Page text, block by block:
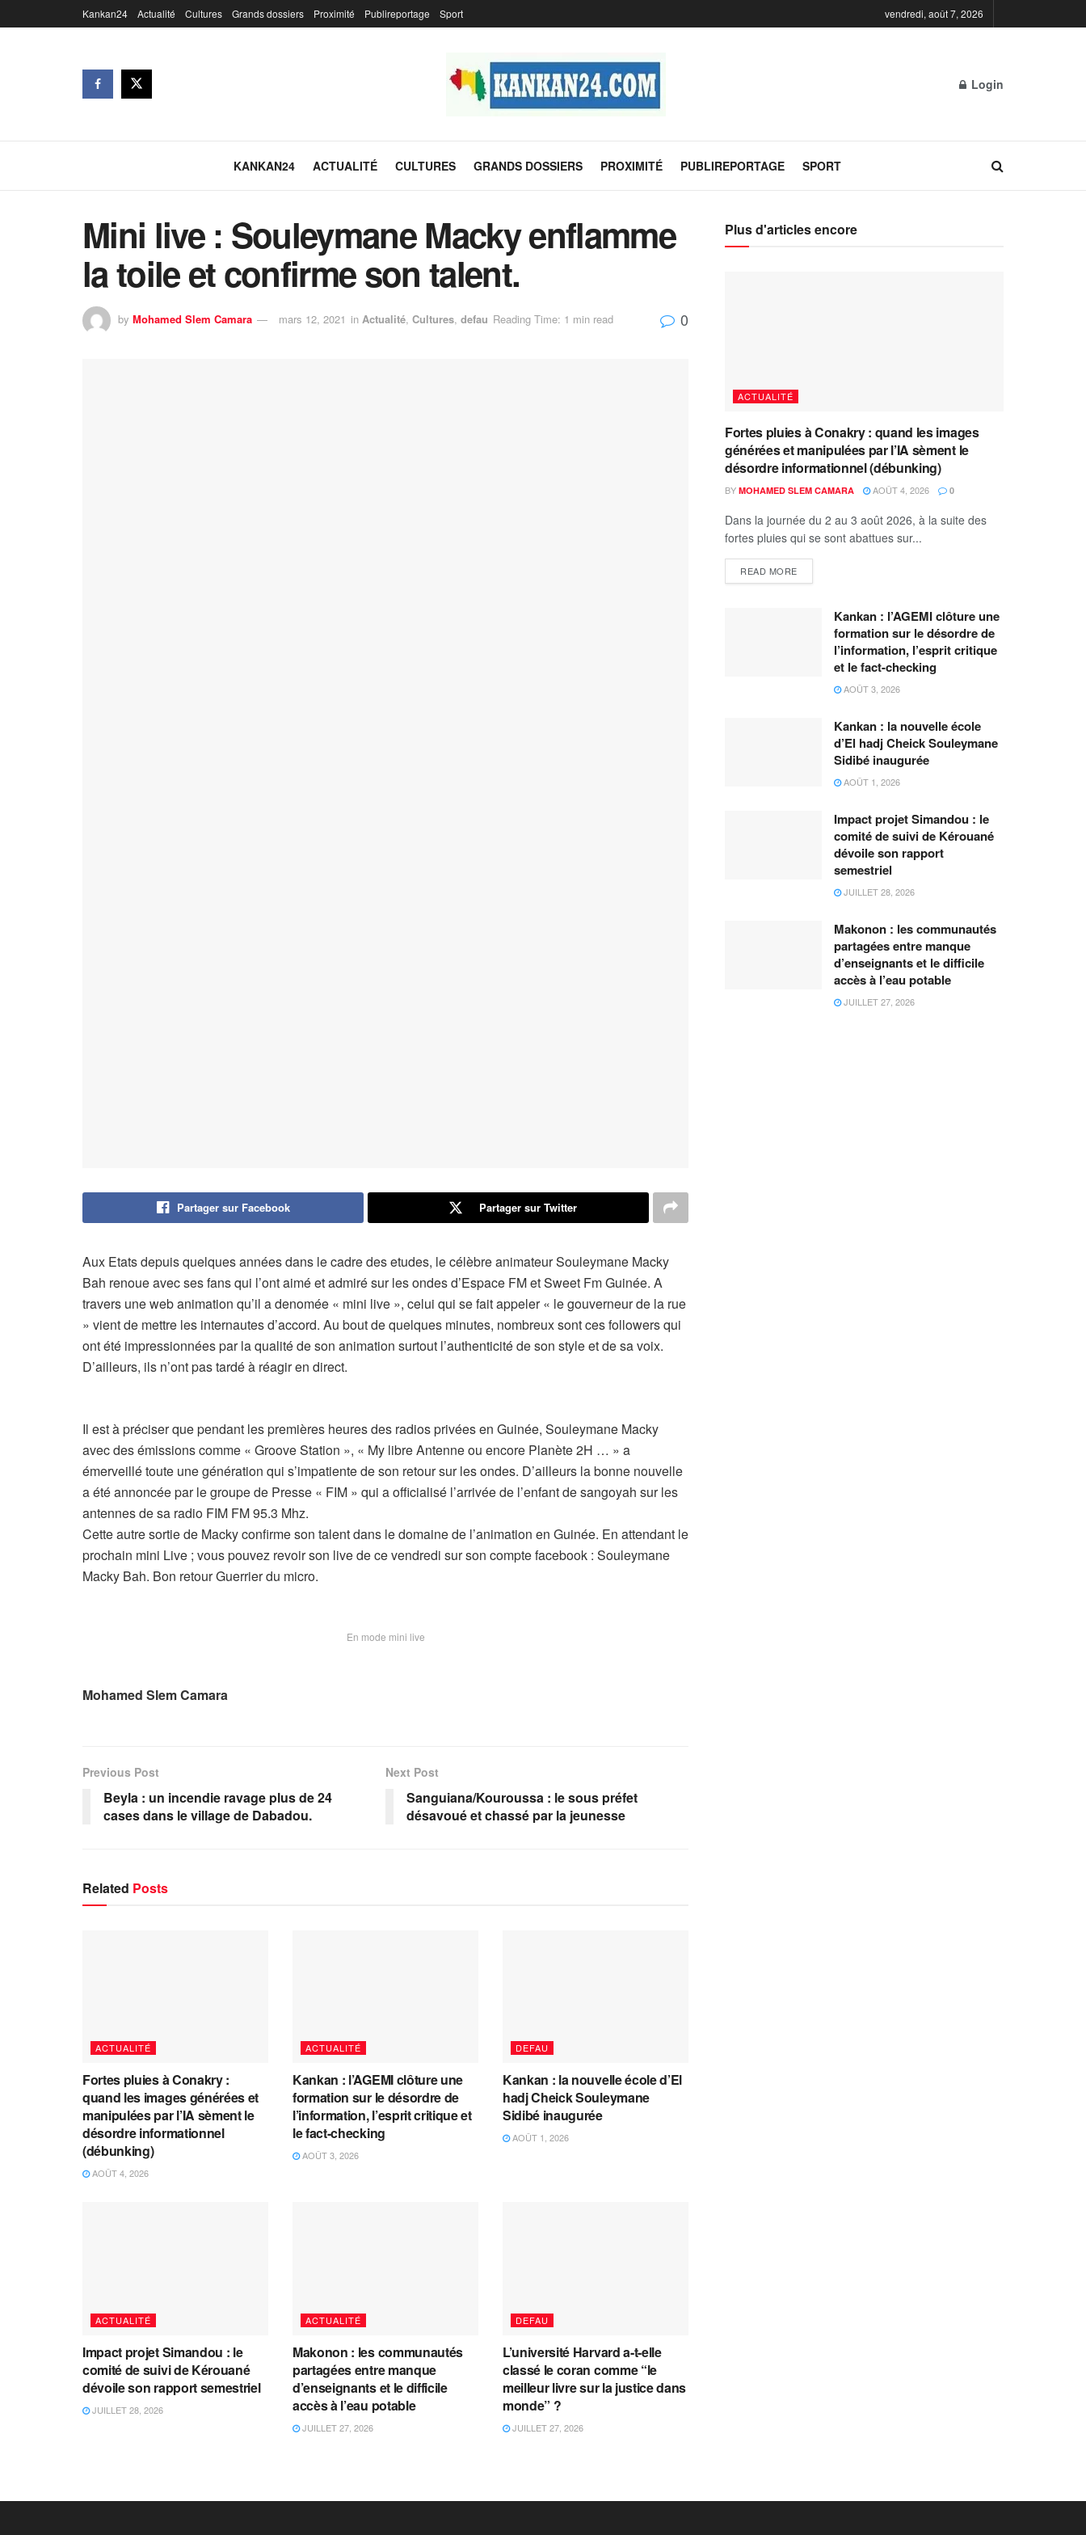
Kankan24 Actualité Cultures Grands dossiers Proximité Publireportage Sport vendredi, août 7, 2026
Login
KANKAN24 ACTUALITÉ CULTURES GRANDS DOSSIERS PROXIMITÉ PUBLIREPORTAGE SPORT
Mini live : Souleymane Macky enflamme
la toile et confirme son talent.
by Mohamed Slem Camara mars 12, 2021 in Actualité, Cultures, defau Reading Time: 1 min read 0
Partager sur Facebook Partager sur Twitter
Aux Etats depuis quelques années dans le cadre des etudes, le célèbre animateur Souleymane Macky
Bah renoue avec ses fans qui l’ont aimé et admiré sur les ondes d’Espace FM et Sweet Fm Guinée. A
travers une web animation qu’il a denomée « mini live », celui qui se fait appeler « le gouverneur de la rue
» vient de mettre les internautes d’accord. Au bout de quelques minutes, nombreux sont ces followers qui
ont été impressionnées par la qualité de son animation surtout l’authenticité de son style et de sa voix.
D’ailleurs, ils n’ont pas tardé à réagir en direct.
Il est à préciser que pendant les premières heures des radios privées en Guinée, Souleymane Macky
avec des émissions comme « Groove Station », « My libre Antenne ou encore Planète 2H … » a
émerveillé toute une génération qui s’impatiente de son retour sur les ondes. D’ailleurs la bonne nouvelle
a été annoncée par le groupe de Presse « FIM » qui a officialisé l’arrivée de l’enfant de sangoyah sur les
antennes de sa radio FIM FM 95.3 Mhz.
Cette autre sortie de Macky confirme son talent dans le domaine de l’animation en Guinée. En attendant le
prochain mini Live ; vous pouvez revoir son live de ce vendredi sur son compte facebook : Souleymane
Macky Bah. Bon retour Guerrier du micro.
En mode mini live
Mohamed Slem Camara
Previous Post
Beyla : un incendie ravage plus de 24
cases dans le village de Dabadou.
Next Post
Sanguiana/Kouroussa : le sous préfet
désavoué et chassé par la jeunesse
Related Posts
ACTUALITÉ
Fortes pluies à Conakry :
quand les images générées et
manipulées par l’IA sèment le
désordre informationnel
(débunking)
AOÛT 4, 2026
ACTUALITÉ
Kankan : l’AGEMI clôture une
formation sur le désordre de
l’information, l’esprit critique et
le fact-checking
AOÛT 3, 2026
DEFAU
Kankan : la nouvelle école d’El
hadj Cheick Souleymane
Sidibé inaugurée
AOÛT 1, 2026
ACTUALITÉ
Impact projet Simandou : le
comité de suivi de Kérouané
dévoile son rapport semestriel
JUILLET 28, 2026
ACTUALITÉ
Makonon : les communautés
partagées entre manque
d’enseignants et le difficile
accès à l’eau potable
JUILLET 27, 2026
DEFAU
L’université Harvard a-t-elle
classé le coran comme “le
meilleur livre sur la justice dans
monde” ?
JUILLET 27, 2026
Plus d'articles encore
ACTUALITÉ
Fortes pluies à Conakry : quand les images
générées et manipulées par l’IA sèment le
désordre informationnel (débunking)
BY MOHAMED SLEM CAMARA AOÛT 4, 2026 0
Dans la journée du 2 au 3 août 2026, à la suite des
fortes pluies qui se sont abattues sur...
READ MORE
Kankan : l’AGEMI clôture une
formation sur le désordre de
l’information, l’esprit critique
et le fact-checking
AOÛT 3, 2026
Kankan : la nouvelle école
d’El hadj Cheick Souleymane
Sidibé inaugurée
AOÛT 1, 2026
Impact projet Simandou : le
comité de suivi de Kérouané
dévoile son rapport
semestriel
JUILLET 28, 2026
Makonon : les communautés
partagées entre manque
d’enseignants et le difficile
accès à l’eau potable
JUILLET 27, 2026